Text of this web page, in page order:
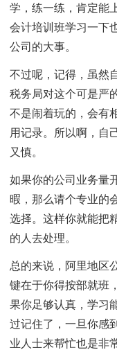
学，练一练，肯定能
会计培训班学习一下
公司的大事。
不过呢，记得，虽然
税务局对这个可是严
不是闹着玩的，会有
用记录。所以啊，自
又慎。
如果你的公司业务量
暇，那么请个专业的
选择。这样你就能把
的人去处理。
总的来说，阿里地区
键在于你得按部就班
果你足够认真，学习
过记住了，一旦你感
业人士来帮忙也是非